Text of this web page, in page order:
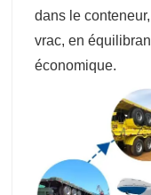
dans le
vrac, en
économique.